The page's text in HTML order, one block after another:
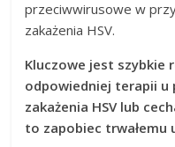
przeciwwirusowe w
zakażenia HSV.
Kluczowe jest szybkie
odpowiedniej terapii u
zakażenia HSV lub
to zapobiec trwałemu